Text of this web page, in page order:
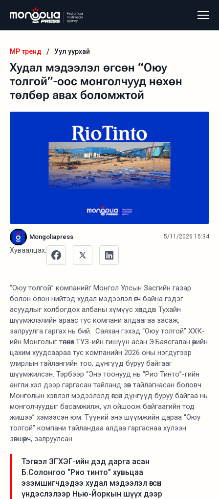
MP тренд / Уул уурхай
Худал мэдээлэл өгсөн “Оюу
толгой”-оос монголчууд нөхөн
төлбөр авах боломжтой
Mongoliapress 5/11/2026 15:34
Хуваалцах:
“Оюу толгой” компанийг Монгол Улсын Засгийн газар
болон олон нийтэд худал мэдээлэл өгч байна гэдэг
асуудлыг холбогдох албаны хүмүүс хөнддөг. Тухайн
шүүмжлэлийн араас тус компани алдаагаа засаж,
залруулга гаргах нь бий. Саяхан гэхэд “Оюу толгой” ХХК-
ийн Монголыг төлөөлөх ТУЗ-ийн гишүүн асан Э.Баясгалан өөрийн
цахим хуудсаараа тус компанийн 2026 оны нэгдүгээр
улирлын тайлангийн тоо, дүнгүүд буруу байгааг
шүүмжилсэн. Тэрбээр “Энэ тоонууд нь “Рио Тинто”-гийн
англи хэл дээр гаргасан тайланд зөв тайлагнасан боловч
Монголын хэвлэл мэдээлэлд өгсөн дүнгүүд буруу байгаа нь
монголчуудыг басамжилж, үл ойшоож байгаагийн тод
жишээ” хэмээсэн юм. Түүний энэ шүүмжийн дараа “Оюу
толгой” компани тайландаа алдаа гаргаснаа хүлээн
зөвшөөрч, залруулсан.
Тэгвэл ЗГХЭГ-ийн дэд дарга асан
Б.Солонгоо “Рио тинто” хувьцаа
эзэмшигчдэдээ худал мэдээлэл өгсөн
үндэслэлээр Нью-Йоркын шүүх дээр